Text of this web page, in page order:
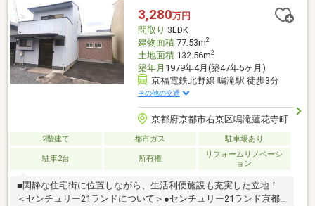
は吹き抜けが設けられており、家全体に自然な光と風を取り込む
明るい設計となっています。
3,280万円
間取り 3LDK
建物面積77.53m2
土地面積132.56m2
築年月 1979年4月(築47年5ヶ月)
京福電鉄北野線 鳴滝駅 徒歩3分
その他の交通
京都府京都市右京区鳴滝蓮花寺町
2階建て 都市ガス 駐車場あり
駐車2台 所有権
リフォームリノベーシ
ョン
■閑静な住宅街に位置しながら、生活利便施設も充実した立地！
＜センチュリー21ランドについて＞●センチュリー21ランド京都